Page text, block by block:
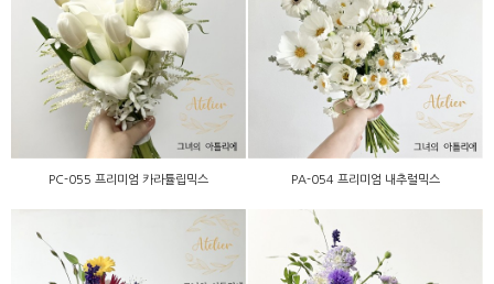
PC-055 프리미엄 카라튤립
믹스
PC-055 프리미엄 카라튤립믹스
PA-054 프리미엄 내추럴믹
스
PA-054 프리미엄 내추럴믹스